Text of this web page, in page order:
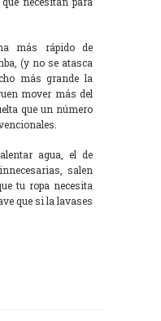
más rápido de
(y no se atasca
más grande la
mover más del
que un número
agua, el de
salen
tu ropa necesita
que si la lavases